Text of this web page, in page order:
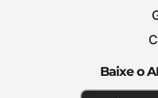
Baixe o